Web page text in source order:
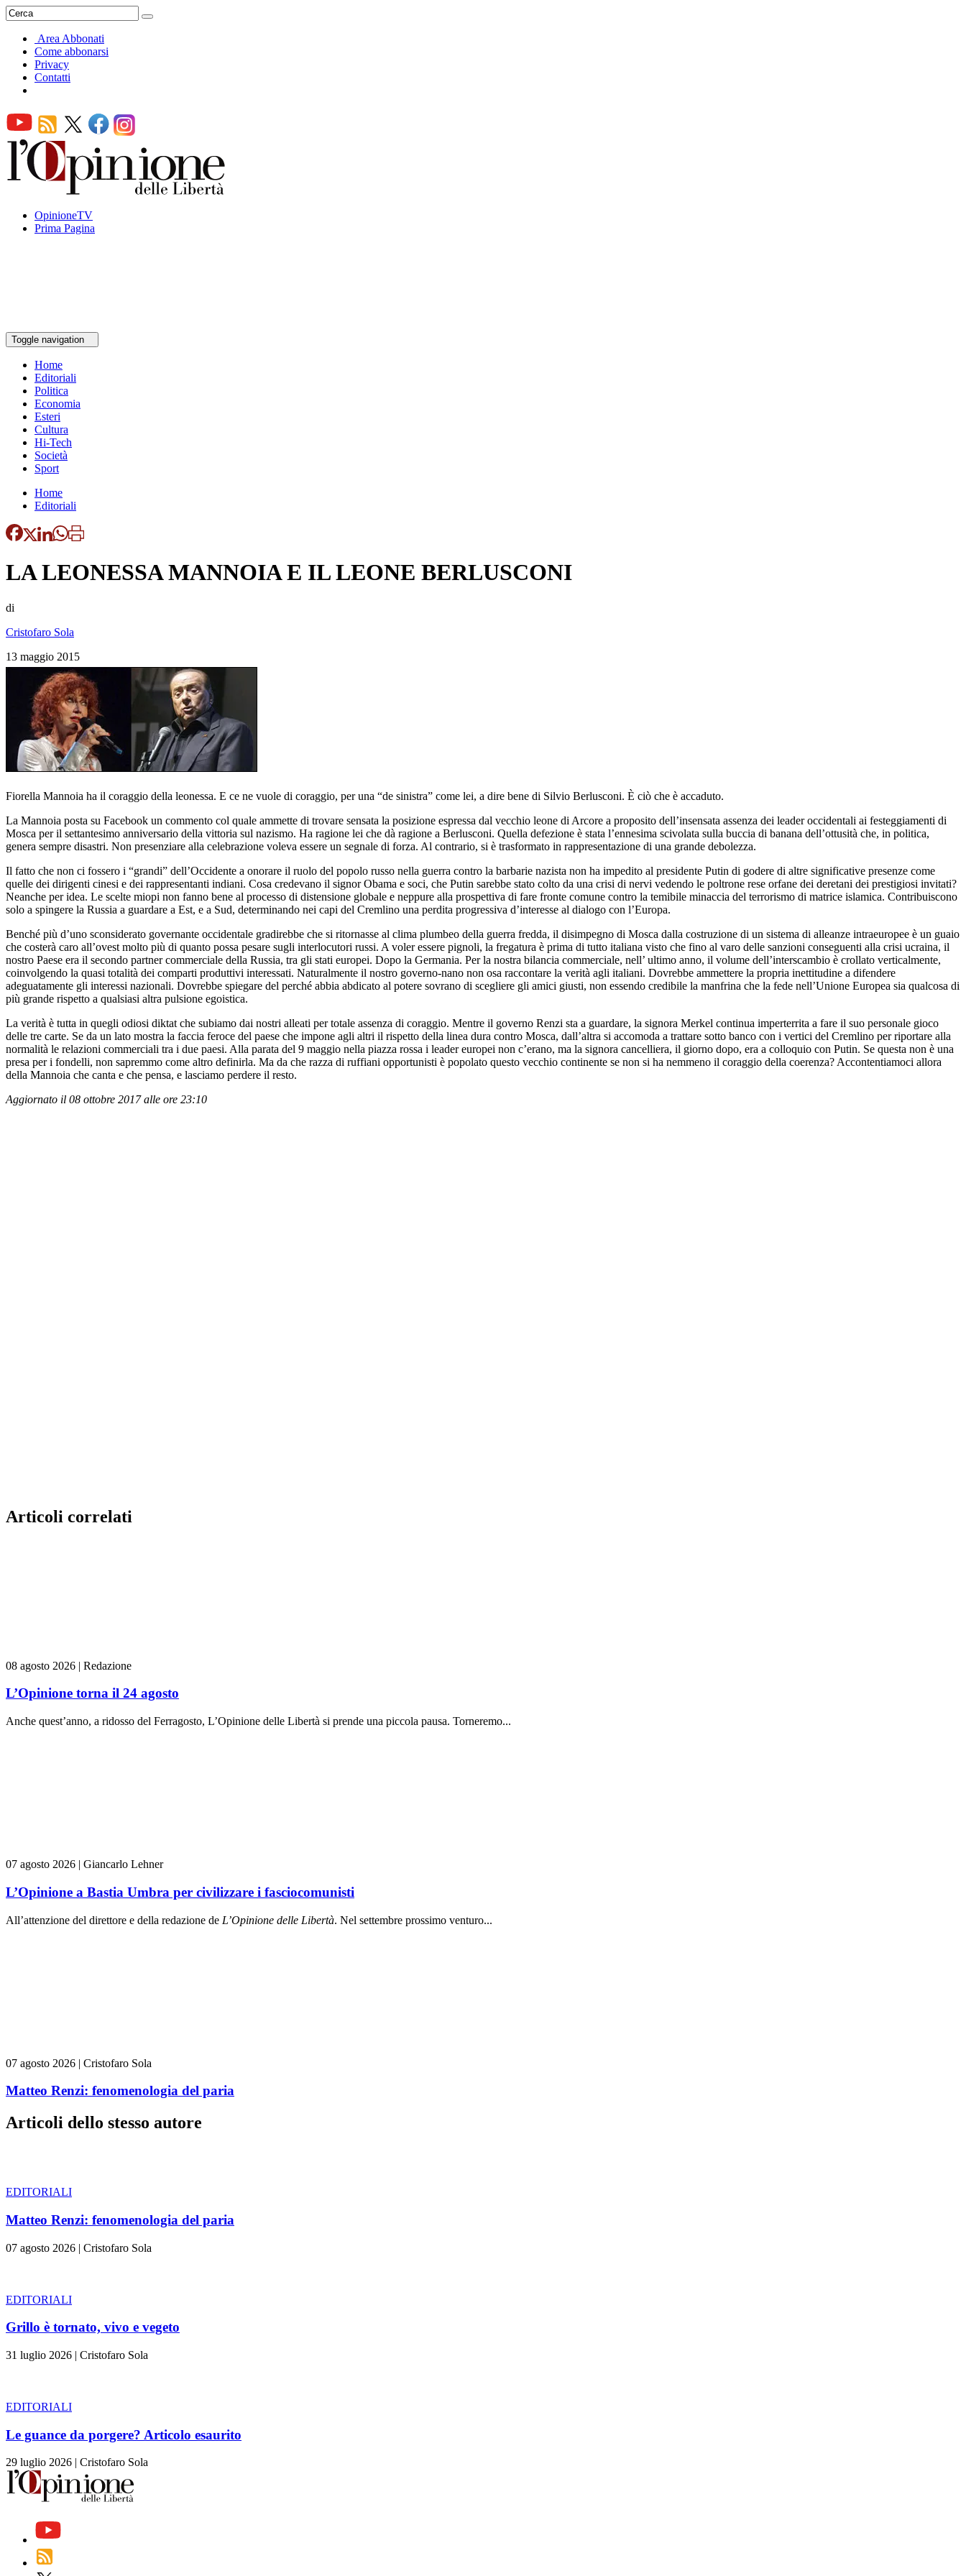
Area Abbonati
Come abbonarsi
Privacy
Contatti
OpinioneTV
Prima Pagina
Toggle navigation
Home
Editoriali
Politica
Economia
Esteri
Cultura
Hi-Tech
Società
Sport
Home
Editoriali
LA LEONESSA MANNOIA E IL LEONE BERLUSCONI
di
Cristofaro Sola
13 maggio 2015
Fiorella Mannoia ha il coraggio della leonessa. E ce ne vuole di coraggio, per una “de sinistra” come lei, a dire bene di Silvio Berlusconi. È ciò che è accaduto.
La Mannoia posta su Facebook un commento col quale ammette di trovare sensata la posizione espressa dal vecchio leone di Arcore a proposito dell’insensata assenza dei leader occidentali ai festeggiamenti di
Mosca per il settantesimo anniversario della vittoria sul nazismo. Ha ragione lei che dà ragione a Berlusconi. Quella defezione è stata l’ennesima scivolata sulla buccia di banana dell’ottusità che, in politica,
genera sempre disastri. Non presenziare alla celebrazione voleva essere un segnale di forza. Al contrario, si è trasformato in rappresentazione di una grande debolezza.
Il fatto che non ci fossero i “grandi” dell’Occidente a onorare il ruolo del popolo russo nella guerra contro la barbarie nazista non ha impedito al presidente Putin di godere di altre significative presenze come
quelle dei dirigenti cinesi e dei rappresentanti indiani. Cosa credevano il signor Obama e soci, che Putin sarebbe stato colto da una crisi di nervi vedendo le poltrone rese orfane dei deretani dei prestigiosi invitati?
Neanche per idea. Le scelte miopi non fanno bene al processo di distensione globale e neppure alla prospettiva di fare fronte comune contro la temibile minaccia del terrorismo di matrice islamica. Contribuiscono
solo a spingere la Russia a guardare a Est, e a Sud, determinando nei capi del Cremlino una perdita progressiva d’interesse al dialogo con l’Europa.
Benché più d’uno sconsiderato governante occidentale gradirebbe che si ritornasse al clima plumbeo della guerra fredda, il disimpegno di Mosca dalla costruzione di un sistema di alleanze intraeuropee è un guaio
che costerà caro all’ovest molto più di quanto possa pesare sugli interlocutori russi. A voler essere pignoli, la fregatura è prima di tutto italiana visto che fino al varo delle sanzioni conseguenti alla crisi ucraina, il
nostro Paese era il secondo partner commerciale della Russia, tra gli stati europei. Dopo la Germania. Per la nostra bilancia commerciale, nell’ ultimo anno, il volume dell’interscambio è crollato verticalmente,
coinvolgendo la quasi totalità dei comparti produttivi interessati. Naturalmente il nostro governo-nano non osa raccontare la verità agli italiani. Dovrebbe ammettere la propria inettitudine a difendere
adeguatamente gli interessi nazionali. Dovrebbe spiegare del perché abbia abdicato al potere sovrano di scegliere gli amici giusti, non essendo credibile la manfrina che la fede nell’Unione Europea sia qualcosa di
più grande rispetto a qualsiasi altra pulsione egoistica.
La verità è tutta in quegli odiosi diktat che subiamo dai nostri alleati per totale assenza di coraggio. Mentre il governo Renzi sta a guardare, la signora Merkel continua imperterrita a fare il suo personale gioco
delle tre carte. Se da un lato mostra la faccia feroce del paese che impone agli altri il rispetto della linea dura contro Mosca, dall’altra si accomoda a trattare sotto banco con i vertici del Cremlino per riportare alla
normalità le relazioni commerciali tra i due paesi. Alla parata del 9 maggio nella piazza rossa i leader europei non c’erano, ma la signora cancelliera, il giorno dopo, era a colloquio con Putin. Se questa non è una
presa per i fondelli, non sapremmo come altro definirla. Ma da che razza di ruffiani opportunisti è popolato questo vecchio continente se non si ha nemmeno il coraggio della coerenza? Accontentiamoci allora
della Mannoia che canta e che pensa, e lasciamo perdere il resto.
Aggiornato il 08 ottobre 2017 alle ore 23:10
Articoli correlati
08 agosto 2026 | Redazione
L’Opinione torna il 24 agosto
Anche quest’anno, a ridosso del Ferragosto, L’Opinione delle Libertà si prende una piccola pausa. Torneremo...
07 agosto 2026 | Giancarlo Lehner
L’Opinione a Bastia Umbra per civilizzare i fasciocomunisti
All’attenzione del direttore e della redazione de L’Opinione delle Libertà. Nel settembre prossimo venturo...
07 agosto 2026 | Cristofaro Sola
Matteo Renzi: fenomenologia del paria
Articoli dello stesso autore
EDITORIALI
Matteo Renzi: fenomenologia del paria
07 agosto 2026 | Cristofaro Sola
EDITORIALI
Grillo è tornato, vivo e vegeto
31 luglio 2026 | Cristofaro Sola
EDITORIALI
Le guance da porgere? Articolo esaurito
29 luglio 2026 | Cristofaro Sola